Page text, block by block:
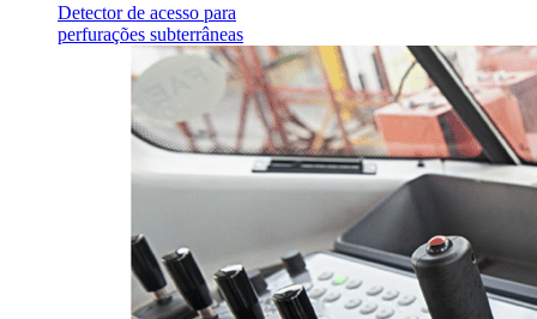
Detector de acesso para
perfurações subterrâneas